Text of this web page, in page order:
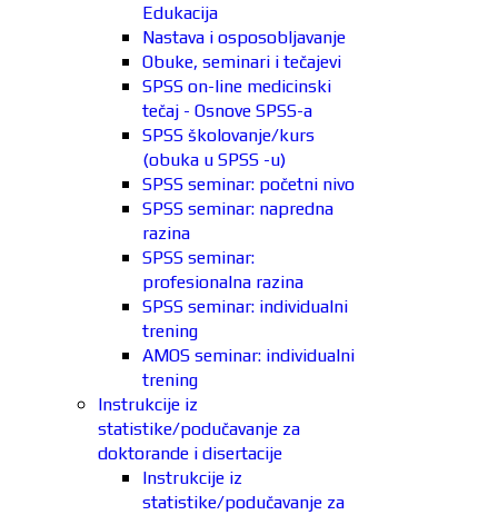
Edukacija
Nastava i osposobljavanje
Obuke, seminari i tečajevi
SPSS on-line medicinski
tečaj - Osnove SPSS-a
SPSS školovanje/kurs
(obuka u SPSS -u)
SPSS seminar: početni nivo
SPSS seminar: napredna
razina
SPSS seminar:
profesionalna razina
SPSS seminar: individualni
trening
AMOS seminar: individualni
trening
Instrukcije iz
statistike/podučavanje za
doktorande i disertacije
Instrukcije iz
statistike/podučavanje za